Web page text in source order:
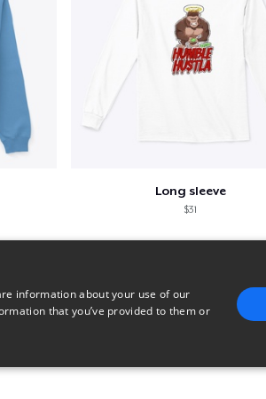
Long sleeve
$31
information about your use of our
that you’ve provided to them or